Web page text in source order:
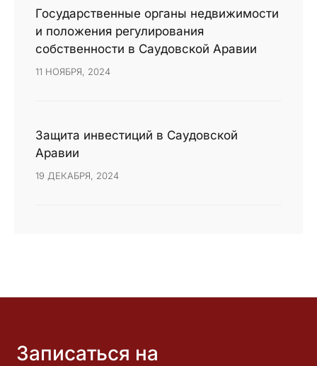
Государственные органы недвижимости
и положения регулирования
собственности в Саудовской Аравии
11 НОЯБРЯ, 2024
Защита инвестиций в Саудовской
Аравии
19 ДЕКАБРЯ, 2024
Записаться на